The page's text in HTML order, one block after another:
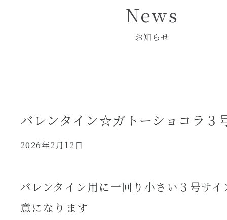
News
お知らせ
バレンタイン☆ガトーショコラ３
2026年2月12日
バレンタイン用に一回り小さい３号サ
意になります